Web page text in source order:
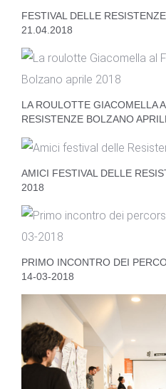
FESTIVAL DELLE
21.04.2018
LA ROULOTTE GIACOMELLA
RESISTENZE BOLZANO
AMICI FESTIVAL DELLE
2018
PRIMO INCONTRO DEI
14-03-2018